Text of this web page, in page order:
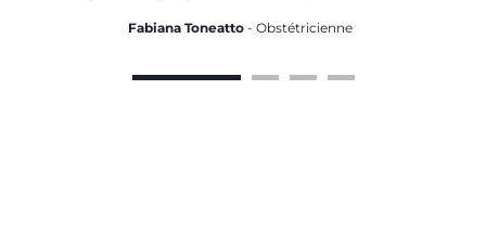
Fabiana Toneatto - Obstétricienne